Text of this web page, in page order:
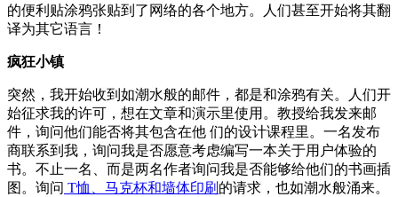
的便利贴涂鸦张贴到了网络的各个地方。人们甚至开始将其翻
译为其它语言！
疯狂小镇
突然，我开始收到如潮水般的邮件，都是和涂鸦有关。人们开
始征求我的许可，想在文章和演示里使用。教授给我发来邮
件，询问他们能否将其包含在他 们的设计课程里。一名发布
商联系到我，询问我是否愿意考虑编写一本关于用户体验的
书。不止一名、而是两名作者询问我是否能够给他们的书画插
图。询问 T恤、马克杯和墙体印刷 的请求，也如潮水般涌来。